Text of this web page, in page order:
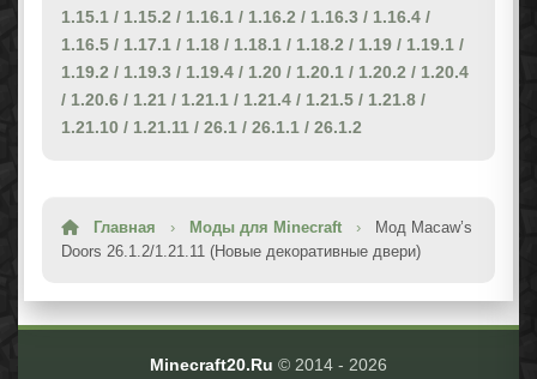
1.15.1 / 1.15.2 / 1.16.1 / 1.16.2 / 1.16.3 / 1.16.4 /
1.16.5 / 1.17.1 / 1.18 / 1.18.1 / 1.18.2 / 1.19 / 1.19.1 /
1.19.2 / 1.19.3 / 1.19.4 / 1.20 / 1.20.1 / 1.20.2 / 1.20.4
/ 1.20.6 / 1.21 / 1.21.1 / 1.21.4 / 1.21.5 / 1.21.8 /
1.21.10 / 1.21.11 / 26.1 / 26.1.1 / 26.1.2
Главная › Моды для Minecraft ›
Мод Macaw’s
Doors 26.1.2/1.21.11 (Новые декоративные двери)
Minecraft20.Ru © 2014 - 2026